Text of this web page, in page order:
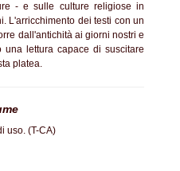
- e sulle culture religiose in
L'arricchimento dei testi con un
dall'antichità ai giorni nostri e
una lettura capace di suscitare
platea.
uso. (T-CA)